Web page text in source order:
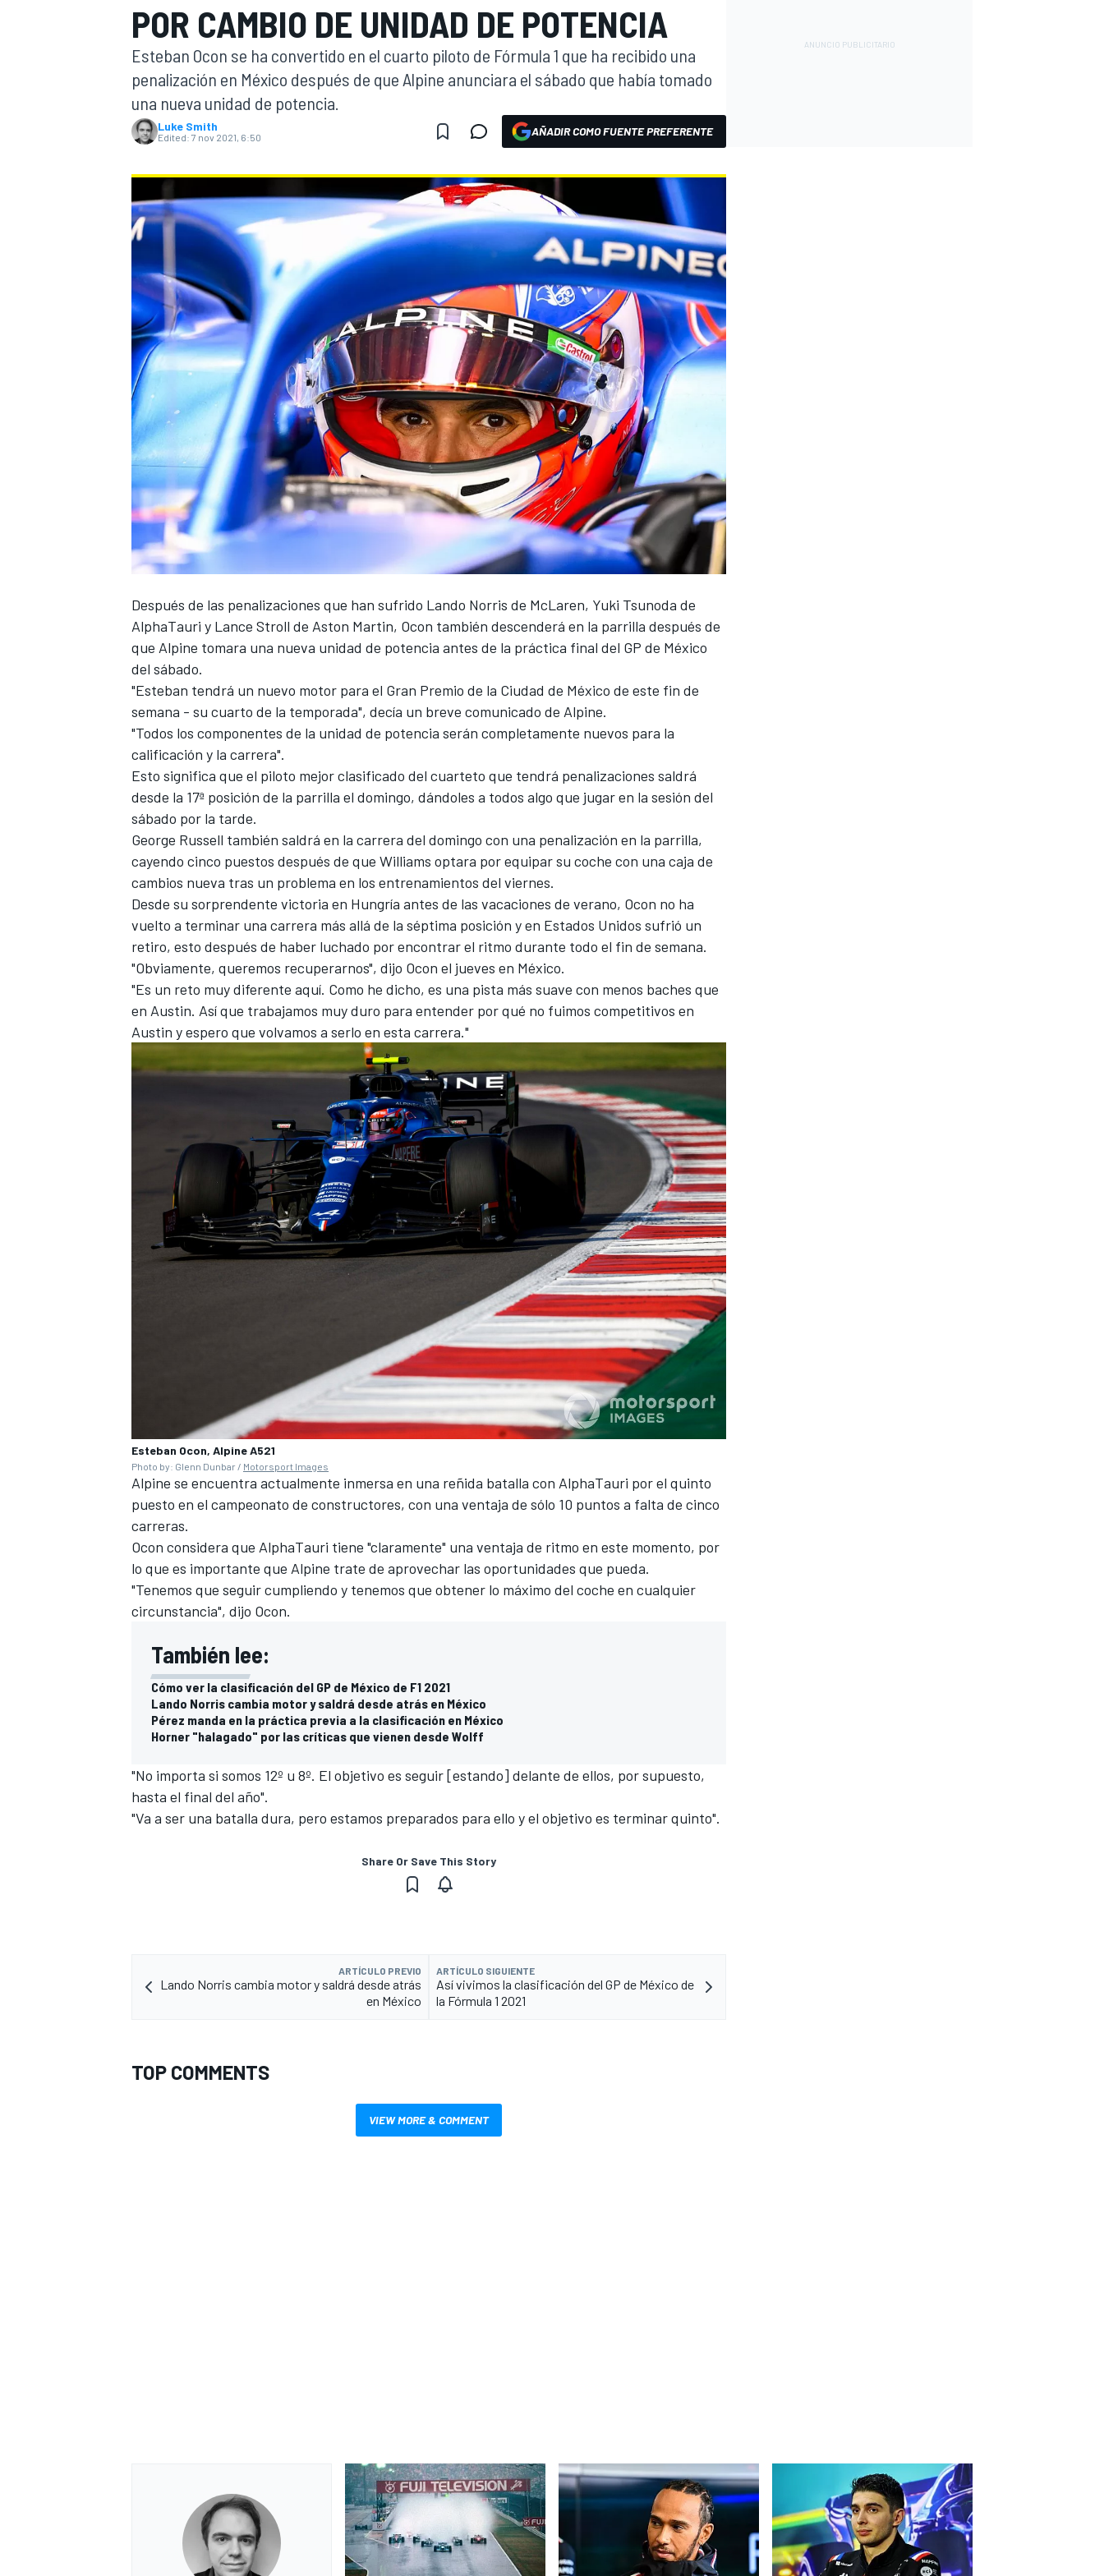
FÓRMULA E MOTO
NASCARINDYCARSPORTSCARRALLYTURISMO
MÁS
POR CAMBIO DE UNIDAD DE POTENCIA
Esteban Ocon se ha convertido en el cuarto piloto de Fórmula 1 que ha recibido una
penalización en México después de que Alpine anunciara el sábado que había tomado
una nueva unidad de potencia.
Luke Smith
Edited: 7 nov 2021, 6:50 AÑADIR COMO FUENTE PREFERENTE
Después de las penalizaciones que han sufrido Lando Norris de McLaren, Yuki Tsunoda de
AlphaTauri y Lance Stroll de Aston Martin, Ocon también descenderá en la parrilla después de
que Alpine tomara una nueva unidad de potencia antes de la práctica final del GP de México
del sábado.
"Esteban tendrá un nuevo motor para el Gran Premio de la Ciudad de México de este fin de
semana - su cuarto de la temporada", decía un breve comunicado de Alpine.
"Todos los componentes de la unidad de potencia serán completamente nuevos para la
calificación y la carrera".
Esto significa que el piloto mejor clasificado del cuarteto que tendrá penalizaciones saldrá
desde la 17ª posición de la parrilla el domingo, dándoles a todos algo que jugar en la sesión del
sábado por la tarde.
George Russell también saldrá en la carrera del domingo con una penalización en la parrilla,
cayendo cinco puestos después de que Williams optara por equipar su coche con una caja de
cambios nueva tras un problema en los entrenamientos del viernes.
Desde su sorprendente victoria en Hungría antes de las vacaciones de verano, Ocon no ha
vuelto a terminar una carrera más allá de la séptima posición y en Estados Unidos sufrió un
retiro, esto después de haber luchado por encontrar el ritmo durante todo el fin de semana.
"Obviamente, queremos recuperarnos", dijo Ocon el jueves en México.
"Es un reto muy diferente aquí. Como he dicho, es una pista más suave con menos baches que
en Austin. Así que trabajamos muy duro para entender por qué no fuimos competitivos en
Austin y espero que volvamos a serlo en esta carrera."
Esteban Ocon, Alpine A521
Photo by: Glenn Dunbar / Motorsport Images
Alpine se encuentra actualmente inmersa en una reñida batalla con AlphaTauri por el quinto
puesto en el campeonato de constructores, con una ventaja de sólo 10 puntos a falta de cinco
carreras.
Ocon considera que AlphaTauri tiene "claramente" una ventaja de ritmo en este momento, por
lo que es importante que Alpine trate de aprovechar las oportunidades que pueda.
"Tenemos que seguir cumpliendo y tenemos que obtener lo máximo del coche en cualquier
circunstancia", dijo Ocon.
También lee:
Cómo ver la clasificación del GP de México de F1 2021
Lando Norris cambia motor y saldrá desde atrás en México
Pérez manda en la práctica previa a la clasificación en México
Horner "halagado" por las críticas que vienen desde Wolff
"No importa si somos 12º u 8º. El objetivo es seguir [estando] delante de ellos, por supuesto,
hasta el final del año".
"Va a ser una batalla dura, pero estamos preparados para ello y el objetivo es terminar quinto".
Share Or Save This Story
ARTÍCULO PREVIO
Lando Norris cambia motor y saldrá desde atrás
en México
ARTÍCULO SIGUIENTE
Así vivimos la clasificación del GP de México de
la Fórmula 1 2021
TOP COMMENTS
VIEW MORE & COMMENT